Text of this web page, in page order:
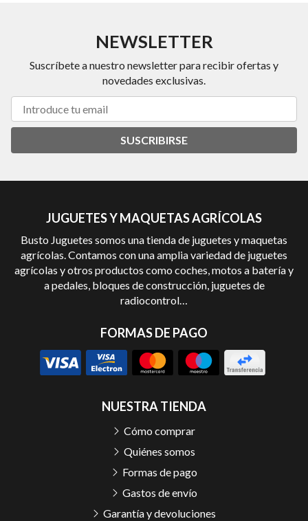
NEWSLETTER
Suscríbete a nuestro newsletter para recibir ofertas y
novedades exclusivas.
SUSCRIBIRSE
JUGUETES Y MAQUETAS AGRÍCOLAS
Busto Juguetes somos una tienda de juguetes y maquetas
agrícolas. Contamos con una amplia variedad de juguetes
agrícolas y otros productos como coches, motos a batería y
a pedales, bloques de construcción, juguetes de
radiocontrol…
FORMAS DE PAGO
NUESTRA TIENDA
Cómo comprar
Quiénes somos
Formas de pago
Gastos de envío
Garantía y devoluciones